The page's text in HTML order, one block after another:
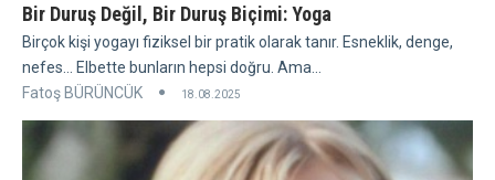
Bir Duruş Değil, Bir Duruş Biçimi: Yoga
Birçok kişi yogayı fiziksel bir pratik olarak tanır. Esneklik, denge,
nefes... Elbette bunların hepsi doğru. Ama...
Fatoş BÜRÜNCÜK
18.08.2025